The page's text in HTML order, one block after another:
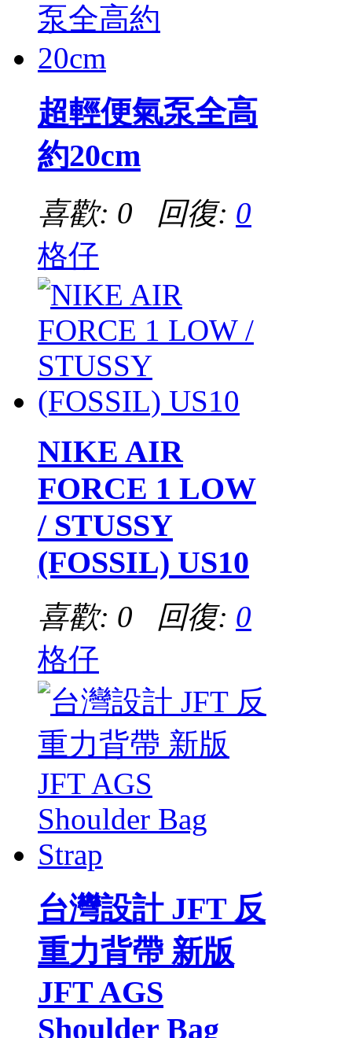
超輕便氣泵全高
約20cm
喜歡: 0 回復: 0
格仔
NIKE AIR
FORCE 1 LOW
/ STUSSY
(FOSSIL) US10
喜歡: 0 回復: 0
格仔
台灣設計 JFT 反
重力背帶 新版
JFT AGS
Shoulder Bag